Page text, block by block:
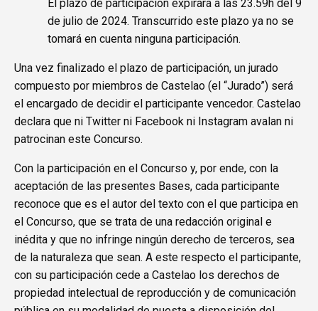
El plazo de participación expirará a las 23.59h del 9
de julio de 2024. Transcurrido este plazo ya no se
tomará en cuenta ninguna participación.
Una vez finalizado el plazo de participación, un jurado
compuesto por miembros de Castelao (el “Jurado”) será
el encargado de decidir el participante vencedor. Castelao
declara que ni Twitter ni Facebook ni Instagram avalan ni
patrocinan este Concurso.
Con la participación en el Concurso y, por ende, con la
aceptación de las presentes Bases, cada participante
reconoce que es el autor del texto con el que participa en
el Concurso, que se trata de una redacción original e
inédita y que no infringe ningún derecho de terceros, sea
de la naturaleza que sean. A este respecto el participante,
con su participación cede a Castelao los derechos de
propiedad intelectual de reproducción y de comunicación